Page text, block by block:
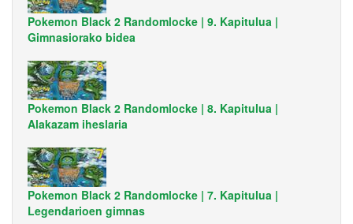
Pokemon Black 2 Randomlocke | 9. Kapitulua |
Gimnasiorako bidea
Pokemon Black 2 Randomlocke | 8. Kapitulua |
Alakazam iheslaria
Pokemon Black 2 Randomlocke | 7. Kapitulua |
Legendarioen gimnas